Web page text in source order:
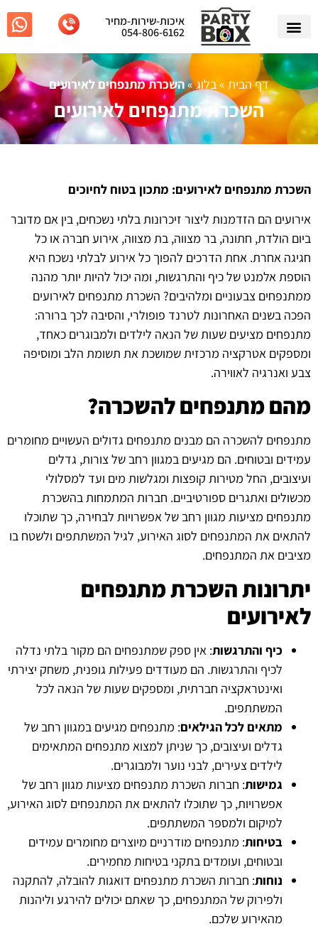
איכות-שירות-מחיר
054-806-6162
דף הבית »בלוג»השכרת מתנפחים לאירועים
השכרת מתנפחים לאירועים
השכרת מתנפחים לאירועים: מתכון בטוח לחיוכים
אירועים הם הזדמנות ליצור זיכרונות בלתי נשכחים, בין אם מדובר
ביום הולדת, חתונה, בר מצווה, בת מצווה, אירוע חברה או כל
חגיגה אחרת. אחת הדרכים להפוך כל אירוע לבלתי נשכח היא
הוספת אלמנט של כיף והתרגשות, ומה יכול להיות יותר מהנה
ממתנפחים צבעוניים ומלהיבים? השכרת מתנפחים לאירועים
הפכה בשנים האחרונות לטרנד פופולרי, והסיבה לכך ברורה:
מתנפחים מציעים שעות של הנאה לילדים ולמבוגרים כאחד,
ומספקים אטרקציה מרכזית שמושכת את תשומת הלב ומוסיפה
צבע ואנרגיה לאווירה.
מהם מתנפחים להשכרה?
מתנפחים להשכרה הם מבנים מתנפחים גדולים העשויים מחומרים
עמידים ובטוחים. הם מגיעים במגוון רחב של צורות, גדלים
ועיצובים, החל מטירות קופצות ומגלשות מים ועד למסלולי
מכשולים ואתגרים ספורטיביים. חברות המתמחות בהשכרת
מתנפחים מציעות מגוון רחב של אפשרויות לבחירה, כך שתוכלו
להתאים את המתנפחים לסוג האירוע, לגיל המשתתפים ולשטח בו
מציבים את המתנפחים.
יתרונות השכרת מתנפחים
לאירועים
כיף והתרגשות: אין ספק שמתנפחים הם מקור בלתי נדלה
לכיף והתרגשות. הם מעודדים פעילות גופנית, משחק יצירתי
ואינטראקציה חברתית, ומספקים שעות של הנאה לכל
המשתתפים.
מתאים לכל הגילאים: מתנפחים מגיעים במגוון רחב של
גדלים ועיצובים, כך שניתן למצוא מתנפחים המתאימים
לילדים צעירים, לבני נוער ולמבוגרים.
גמישות: חברות השכרת מתנפחים מציעות מגוון רחב של
אפשרויות, כך שתוכלו להתאים את המתנפחים לסוג האירוע,
למיקום ולמספר המשתתפים.
בטיחות: מתנפחים מודרניים מיוצרים מחומרים עמידים
ובטוחים, ועומדים בתקני בטיחות מחמירים.
נוחות: חברות השכרת מתנפחים דואגות להובלה, להתקנה
ולפירוק של המתנפחים, כך שאתם יכולים להירגע וליהנות
מהאירוע שלכם.